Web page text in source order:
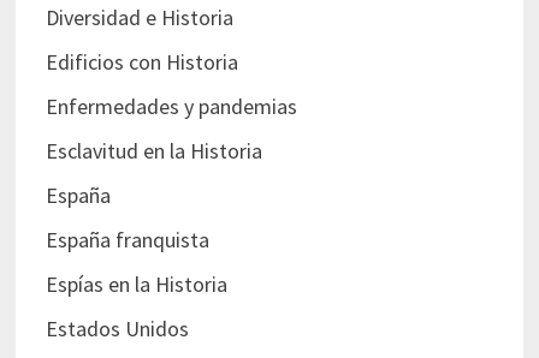
Diversidad e Historia
Edificios con Historia
Enfermedades y pandemias
Esclavitud en la Historia
España
España franquista
Espías en la Historia
Estados Unidos